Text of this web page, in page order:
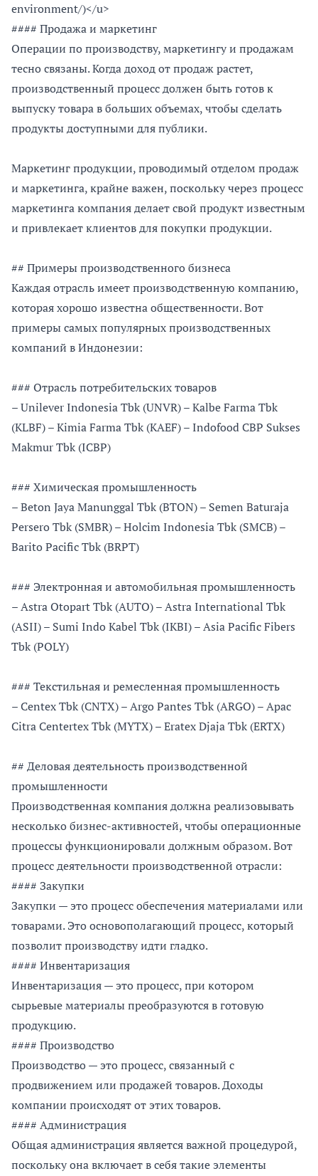
environment/)</u>
#### Продажа и маркетинг
Операции по производству, маркетингу и продажам
тесно связаны. Когда доход от продаж растет,
производственный процесс должен быть готов к
выпуску товара в больших объемах, чтобы сделать
продукты доступными для публики.
Маркетинг продукции, проводимый отделом продаж
и маркетинга, крайне важен, поскольку через процесс
маркетинга компания делает свой продукт известным
и привлекает клиентов для покупки продукции.
## Примеры производственного бизнеса
Каждая отрасль имеет производственную компанию,
которая хорошо известна общественности. Вот
примеры самых популярных производственных
компаний в Индонезии:
### Отрасль потребительских товаров
– Unilever Indonesia Tbk (UNVR) – Kalbe Farma Tbk
(KLBF) – Kimia Farma Tbk (KAEF) – Indofood CBP Sukses
Makmur Tbk (ICBP)
### Химическая промышленность
– Beton Jaya Manunggal Tbk (BTON) – Semen Baturaja
Persero Tbk (SMBR) – Holcim Indonesia Tbk (SMCB) –
Barito Pacific Tbk (BRPT)
### Электронная и автомобильная промышленность
– Astra Otopart Tbk (AUTO) – Astra International Tbk
(ASII) – Sumi Indo Kabel Tbk (IKBI) – Asia Pacific Fibers
Tbk (POLY)
### Текстильная и ремесленная промышленность
– Centex Tbk (CNTX) – Argo Pantes Tbk (ARGO) – Apac
Citra Centertex Tbk (MYTX) – Eratex Djaja Tbk (ERTX)
## Деловая деятельность производственной
промышленности
Производственная компания должна реализовывать
несколько бизнес-активностей, чтобы операционные
процессы функционировали должным образом. Вот
процесс деятельности производственной отрасли:
#### Закупки
Закупки — это процесс обеспечения материалами или
товарами. Это основополагающий процесс, который
позволит производству идти гладко.
#### Инвентаризация
Инвентаризация — это процесс, при котором
сырьевые материалы преобразуются в готовую
продукцию.
#### Производство
Производство — это процесс, связанный с
продвижением или продажей товаров. Доходы
компании происходят от этих товаров.
#### Администрация
Общая администрация является важной процедурой,
поскольку она включает в себя такие элементы